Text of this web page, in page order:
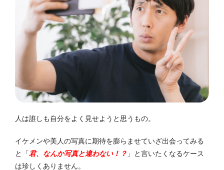
人は誰しも 自分をよく見せよう と思うもの。
イケメンや美人の写真に期待を膨らませていざ出会ってみる
と
「君、なんか写真と違わない！？ 」
と言いたくなるケース
は珍しくありません。